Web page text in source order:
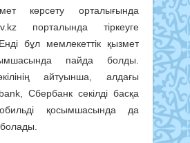
көрсету орталығында
порталында тіркеуге
бұл мемлекеттік қызмет
пайда болды.
айтуынша, алдағы
Сбербанк секілді басқа
қосымшасында да
болады.